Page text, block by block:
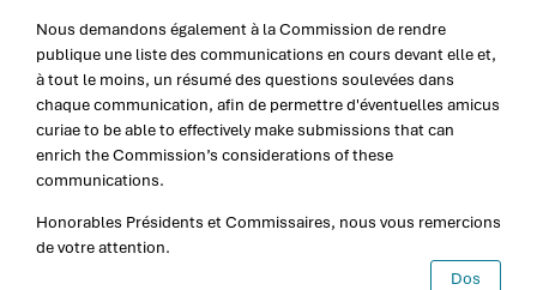
Nous demandons également à la Commission de rendre
publique une liste des communications en cours devant elle et,
à tout le moins, un résumé des questions soulevées dans
chaque communication, afin de permettre d'éventuelles amicus
curiae to be able to effectively make submissions that can
enrich the Commission’s considerations of these
communications.
Honorables Présidents et Commissaires, nous vous remercions
de votre attention.
Dos